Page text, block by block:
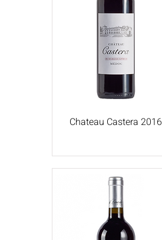
Chateau Castera 2016